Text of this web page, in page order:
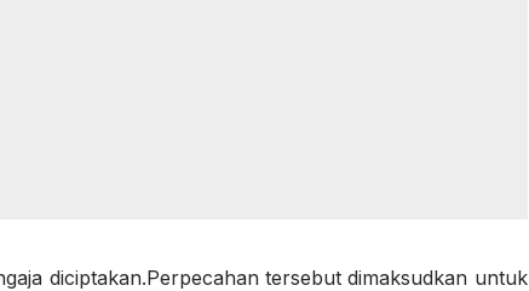
diciptakan.Perpecahan tersebut dimaksudkan untuk